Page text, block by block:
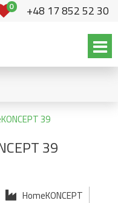
0 +48 17 852 52 30
39
39
HomeKONCEPT